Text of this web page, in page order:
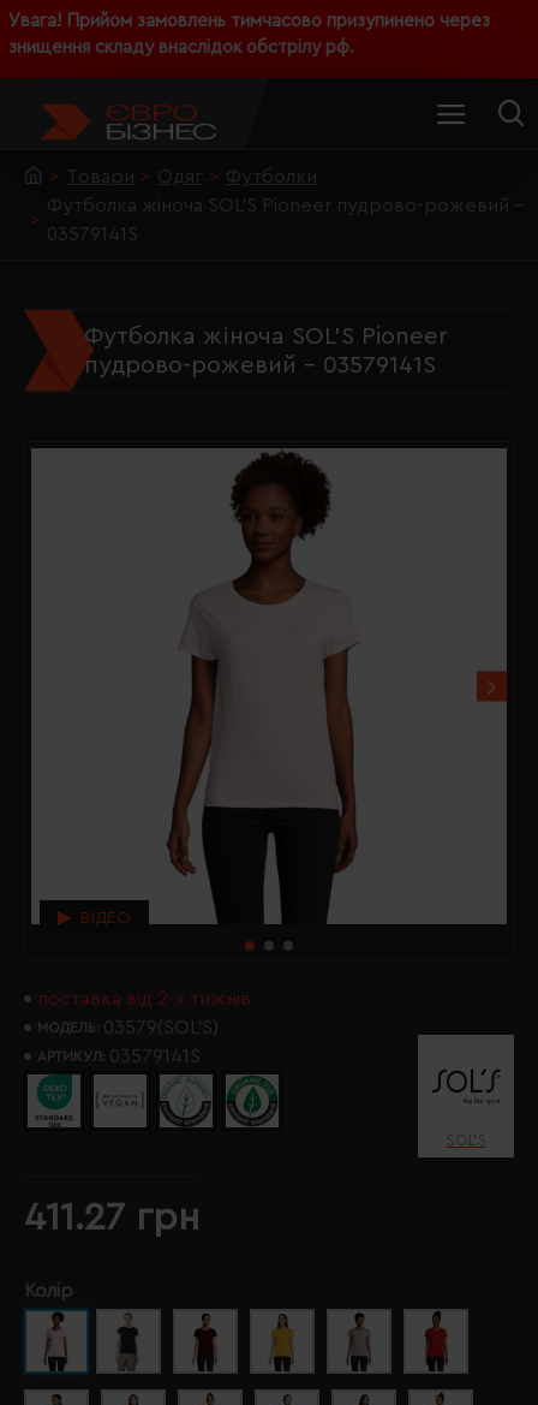
Увага! Прийом замовлень тимчасово призупинено через
знищення складу внаслідок обстрілу рф.
Товари Одяг
Футболки
Футболка жіноча SOL'S Pioneer пудрово-рожевий -
03579141S
Футболка жіноча SOL'S Pioneer
пудрово-рожевий - 03579141S
ВІДЕО
поставка від 2-х тижнів
МОДЕЛЬ: 03579(SOL’S)
АРТИКУЛ: 03579141S
SOL’S
411.27 грн
Колір